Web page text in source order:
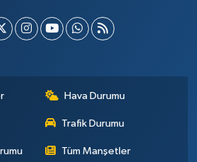
Hava Durumu
Trafik Durumu
Tüm Manşetler